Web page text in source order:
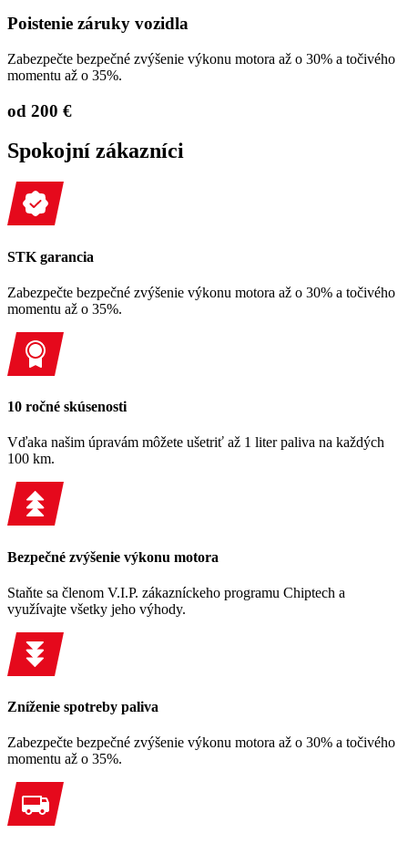
Poistenie záruky vozidla
Zabezpečte bezpečné zvýšenie výkonu motora až o 30% a točivého
momentu až o 35%.
od 200 €
Spokojní zákazníci
STK garancia
Zabezpečte bezpečné zvýšenie výkonu motora až o 30% a točivého
momentu až o 35%.
10 ročné skúsenosti
Vďaka našim úpravám môžete ušetriť až 1 liter paliva na každých
100 km.
Bezpečné zvýšenie výkonu motora
Staňte sa členom V.I.P. zákazníckeho programu Chiptech a
využívajte všetky jeho výhody.
Zníženie spotreby paliva
Zabezpečte bezpečné zvýšenie výkonu motora až o 30% a točivého
momentu až o 35%.